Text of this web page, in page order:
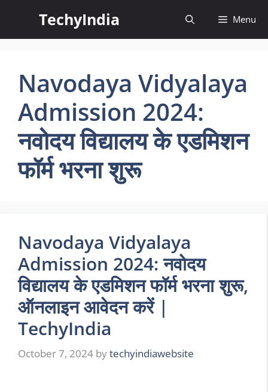
content
TechyIndia Menu
Navodaya Vidyalaya
Admission 2024:
नवोदय विद्यालय के एडमिशन
फॉर्म भरना शुरू
Navodaya Vidyalaya
Admission 2024: नवोदय
विद्यालय के एडमिशन फॉर्म भरना शुरू,
ऑनलाइन आवेदन करें |
TechyIndia
October 7, 2024 bytechyindiawebsite